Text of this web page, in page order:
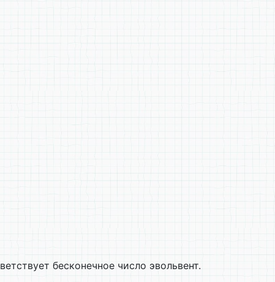
бесконечное число эвольвент.